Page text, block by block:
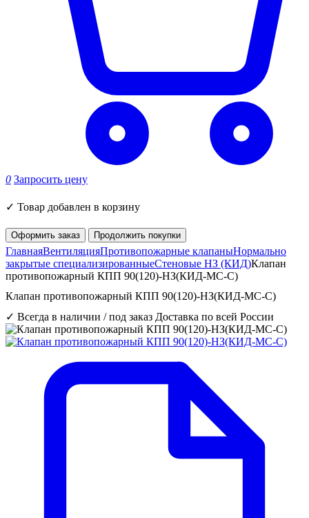
0 Запросить цену
✓ Товар добавлен в корзину
Оформить заказ Продолжить покупки
ГлавнаяВентиляцияПротивопожарные клапаныНормально
закрытые специализированныеСтеновые НЗ (КИД)Клапан
противопожарный КПП 90(120)-НЗ(КИД-МС-С)
Клапан противопожарный КПП 90(120)-НЗ(КИД-МС-С)
✓ Всегда в наличии / под заказ Доставка по всей России